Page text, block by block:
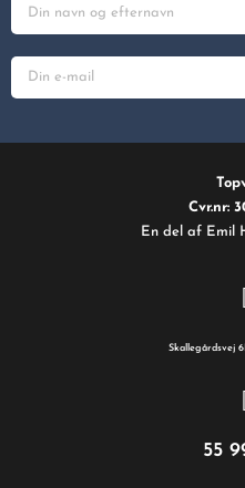
Cvr.nr:
En del af Emil
Skallegårdsvej
55